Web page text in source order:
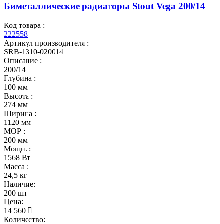
Биметаллические радиаторы Stout Vega 200/14
Код товара :
222558
Артикул производителя :
SRB-1310-020014
Описание :
200/14
Глубина :
100 мм
Высота :
274 мм
Ширина :
1120 мм
МОР :
200 мм
Мощн. :
1568 Вт
Масса :
24,5 кг
Наличие:
200 шт
Цена:
14 560
Количество: